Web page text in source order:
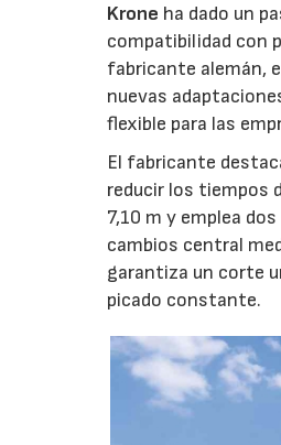
Krone ha dado un
compatibilidad con
fabricante alemán,
nuevas
flexible para las
El fabricante
reducir los tiempos
7,10 m y emplea
cambios central
garantiza un corte
picado constante.